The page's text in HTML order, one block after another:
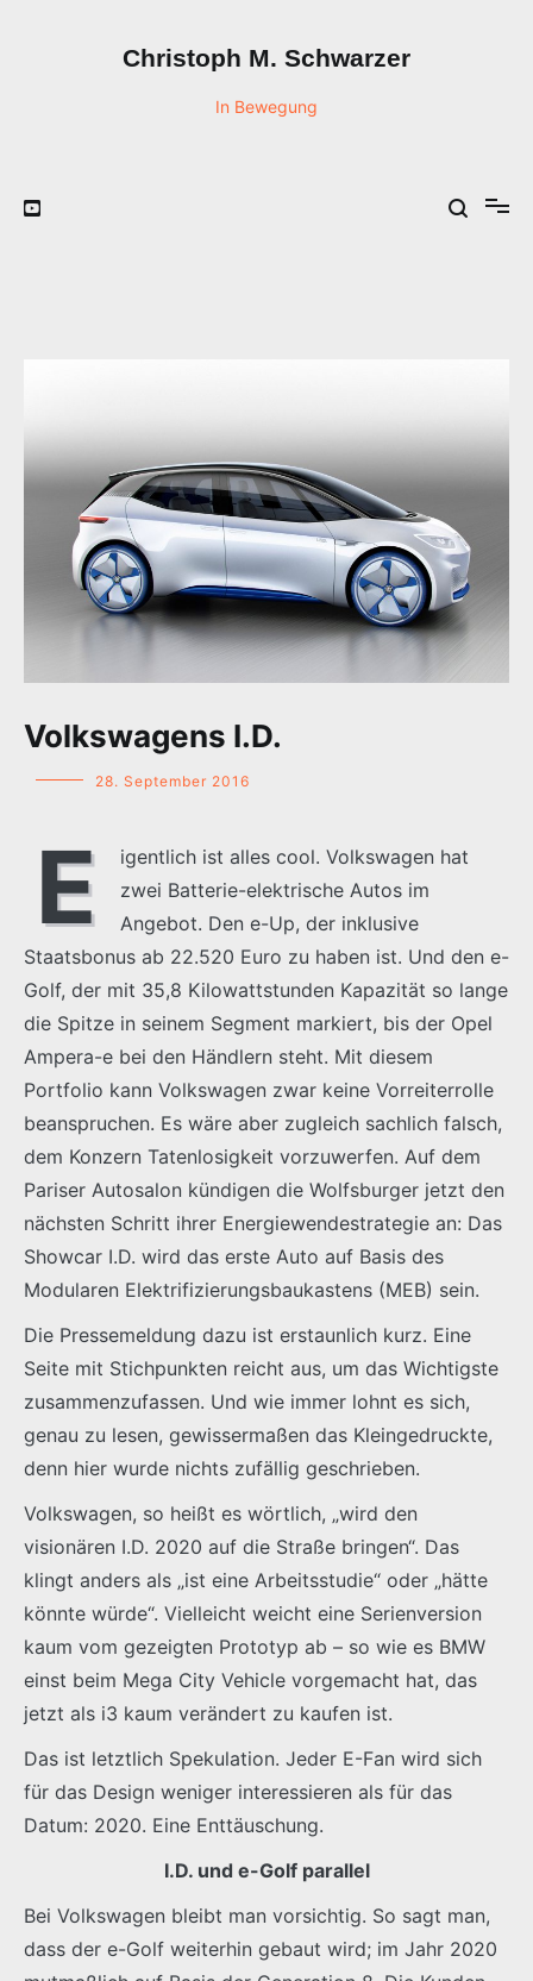
Christoph M. Schwarzer
In Bewegung
Volkswagens I.D.
28. September 2016
E
igentlich ist alles cool. Volkswagen hat
zwei Batterie-elektrische Autos im
Angebot. Den e-Up, der inklusive
Staatsbonus ab 22.520 Euro zu haben ist. Und den e-
Golf, der mit 35,8 Kilowattstunden Kapazität so lange
die Spitze in seinem Segment markiert, bis der Opel
Ampera-e bei den Händlern steht. Mit diesem
Portfolio kann Volkswagen zwar keine Vorreiterrolle
beanspruchen. Es wäre aber zugleich sachlich falsch,
dem Konzern Tatenlosigkeit vorzuwerfen. Auf dem
Pariser Autosalon kündigen die Wolfsburger jetzt den
nächsten Schritt ihrer Energiewendestrategie an: Das
Showcar I.D. wird das erste Auto auf Basis des
Modularen Elektrifizierungsbaukastens (MEB) sein.
Die Pressemeldung dazu ist erstaunlich kurz. Eine
Seite mit Stichpunkten reicht aus, um das Wichtigste
zusammenzufassen. Und wie immer lohnt es sich,
genau zu lesen, gewissermaßen das Kleingedruckte,
denn hier wurde nichts zufällig geschrieben.
Volkswagen, so heißt es wörtlich, „wird den
visionären I.D. 2020 auf die Straße bringen“. Das
klingt anders als „ist eine Arbeitsstudie“ oder „hätte
könnte würde“. Vielleicht weicht eine Serienversion
kaum vom gezeigten Prototyp ab – so wie es BMW
einst beim Mega City Vehicle vorgemacht hat, das
jetzt als i3 kaum verändert zu kaufen ist.
Das ist letztlich Spekulation. Jeder E-Fan wird sich
für das Design weniger interessieren als für das
Datum: 2020. Eine Enttäuschung.
I.D. und e-Golf parallel
Bei Volkswagen bleibt man vorsichtig. So sagt man,
dass der e-Golf weiterhin gebaut wird; im Jahr 2020